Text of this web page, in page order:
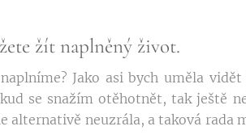
žít naplněný život.
Jako asi bych uměla
se snažím otěhotnět, tak ještě
alternativě neuzrála, a taková